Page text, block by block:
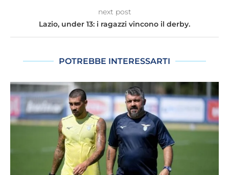
next post
Lazio, under 13: i ragazzi vincono il derby.
POTREBBE INTERESSARTI